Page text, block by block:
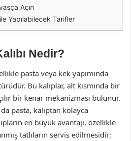
Açın
Yapılabilecek Tarifler
Nedir?
pasta veya kek yapımında
Bu kalıplar, alt kısmında bir
bir kenar mekanizması bulunur.
pasta, kalıptan kolayca
en büyük avantajı, özellikle
tatlıların servis edilmesidir;